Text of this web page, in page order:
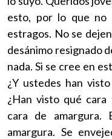
esto, por lo que no
estragos. No se
desánimo resignado
nada. Si se cree en
¿Y ustedes han
¿Han visto qué cara
cara de amargura.
amargura. Se